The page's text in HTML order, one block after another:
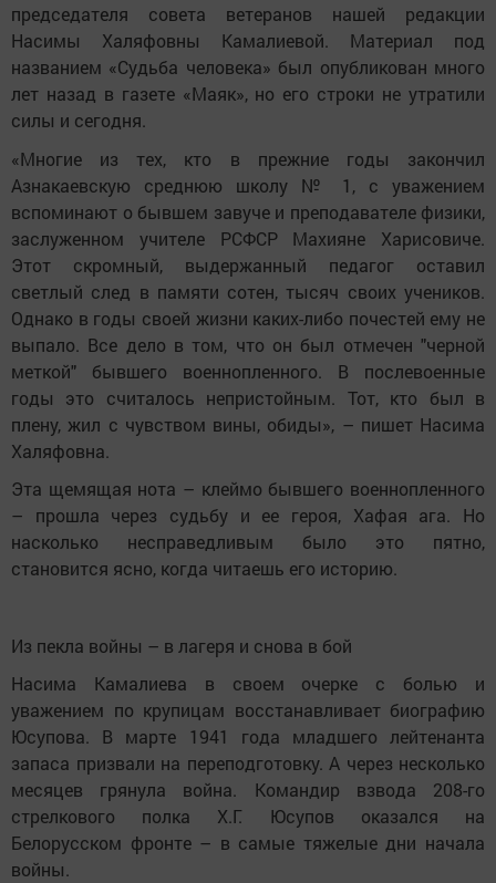
председателя совета ветеранов нашей редакции
Насимы Халяфовны Камалиевой. Материал под
названием «Судьба человека» был опубликован много
лет назад в газете «Маяк», но его строки не утратили
силы и сегодня.
«Многие из тех, кто в прежние годы закончил
Азнакаевскую среднюю школу № 1, с уважением
вспоминают о бывшем завуче и преподавателе физики,
заслуженном учителе РСФСР Махияне Харисовиче.
Этот скромный, выдержанный педагог оставил
светлый след в памяти сотен, тысяч своих учеников.
Однако в годы своей жизни каких-либо почестей ему не
выпало. Все дело в том, что он был отмечен "черной
меткой" бывшего военнопленного. В послевоенные
годы это считалось непристойным. Тот, кто был в
плену, жил с чувством вины, обиды», – пишет Насима
Халяфовна.
Эта щемящая нота – клеймо бывшего военнопленного
– прошла через судьбу и ее героя, Хафая ага. Но
насколько несправедливым было это пятно,
становится ясно, когда читаешь его историю.
Из пекла войны – в лагеря и снова в бой
Насима Камалиева в своем очерке с болью и
уважением по крупицам восстанавливает биографию
Юсупова. В марте 1941 года младшего лейтенанта
запаса призвали на переподготовку. А через несколько
месяцев грянула война. Командир взвода 208-го
стрелкового полка Х.Г. Юсупов оказался на
Белорусском фронте – в самые тяжелые дни начала
войны.